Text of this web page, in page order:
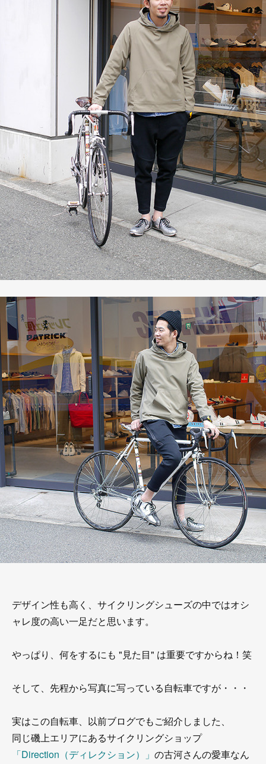
デザイン性も高く、サイクリングシューズの中ではオシ
ャレ度の高い一足だと思います。
やっぱり、何をするにも "見た目" は重要ですからね！笑
そして、先程から写真に写っている自転車ですが・・・
実はこの自転車、以前ブログでもご紹介しました、
同じ磯上エリアにあるサイクリングショップ
「Direction（ディレクション）」 の古河さんの愛車なん